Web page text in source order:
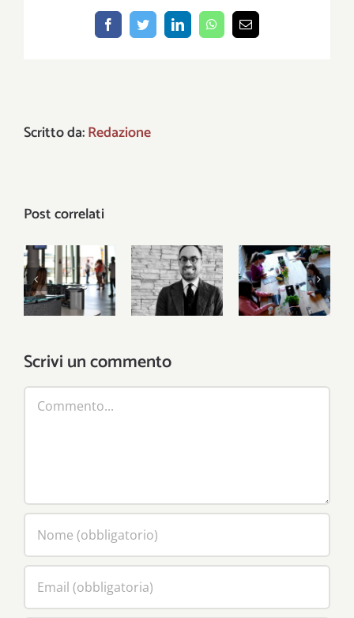
FacebookTwitterLinkedInWhatsApp
Email
Scritto da:Redazione
Post correlati
Centri per
l’impiego
al
Dall’articolo
18 alle
grandi
Una
Repubblica
fondata
sul lavoro,
Scrivi un commento
Commento